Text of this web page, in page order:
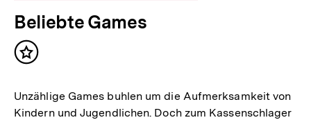
Beliebte Games
Inhalt
Unzählige Games buhlen um die Aufmerksamkeit von
Kindern und Jugendlichen. Doch zum Kassenschlager